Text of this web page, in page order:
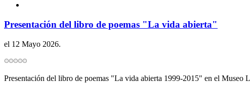
Presentación del libro de poemas "La vida abierta"
el 12 Mayo 2026.
Presentación del libro de poemas "La vida abierta 1999-2015" en el Museo